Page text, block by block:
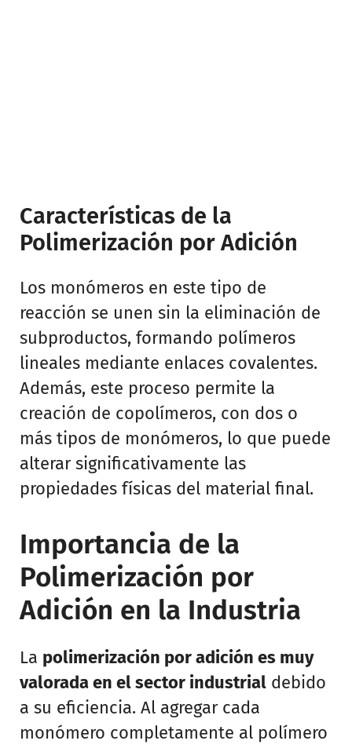
Características de la
Polimerización por Adición
Los monómeros en este tipo de
reacción se unen sin la eliminación de
subproductos, formando polímeros
lineales mediante enlaces covalentes.
Además, este proceso permite la
creación de copolímeros, con dos o
más tipos de monómeros, lo que puede
alterar significativamente las
propiedades físicas del material final.
Importancia de la
Polimerización por
Adición en la Industria
La polimerización por adición es muy
valorada en el sector industrial debido
a su eficiencia. Al agregar cada
monómero completamente al polímero